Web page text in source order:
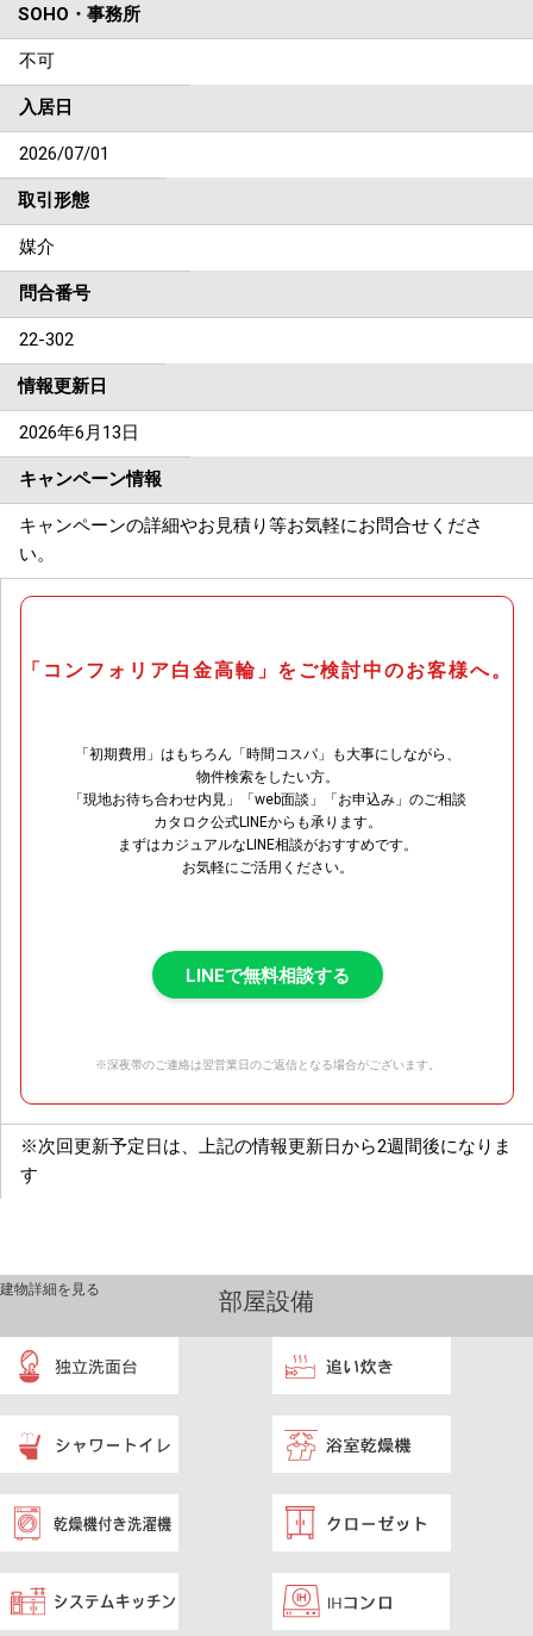
SOHO・事務所
不可
入居日
2026/07/01
取引形態
媒介
問合番号
22-302
情報更新日
2026年6月13日
キャンペーン情報
キャンペーンの詳細やお見積り等お気軽にお問合せくださ
い。
「コンフォリア白金高輪」をご検討中のお客様へ。
「初期費用」はもちろん「時間コスパ」も大事にしながら、
物件検索をしたい方。
「現地お待ち合わせ内見」「web面談」「お申込み」のご相談
カタロク公式LINEからも承ります。
まずはカジュアルなLINE相談がおすすめです。
お気軽にご活用ください。
LINEで無料相談する
※深夜帯のご連絡は翌営業日のご返信となる場合がございます。
※次回更新予定日は、上記の情報更新日から2週間後になりま
す
部屋設備
建物詳細を見る